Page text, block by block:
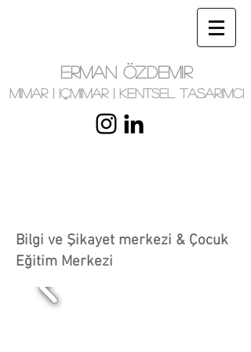
ERMAN ÖZDEMIR
MIMAR | IÇMIMAR | KENTSEL TASARIMCI
Bilgi ve Şikayet merkezi & Çocuk
Eğitim Merkezi